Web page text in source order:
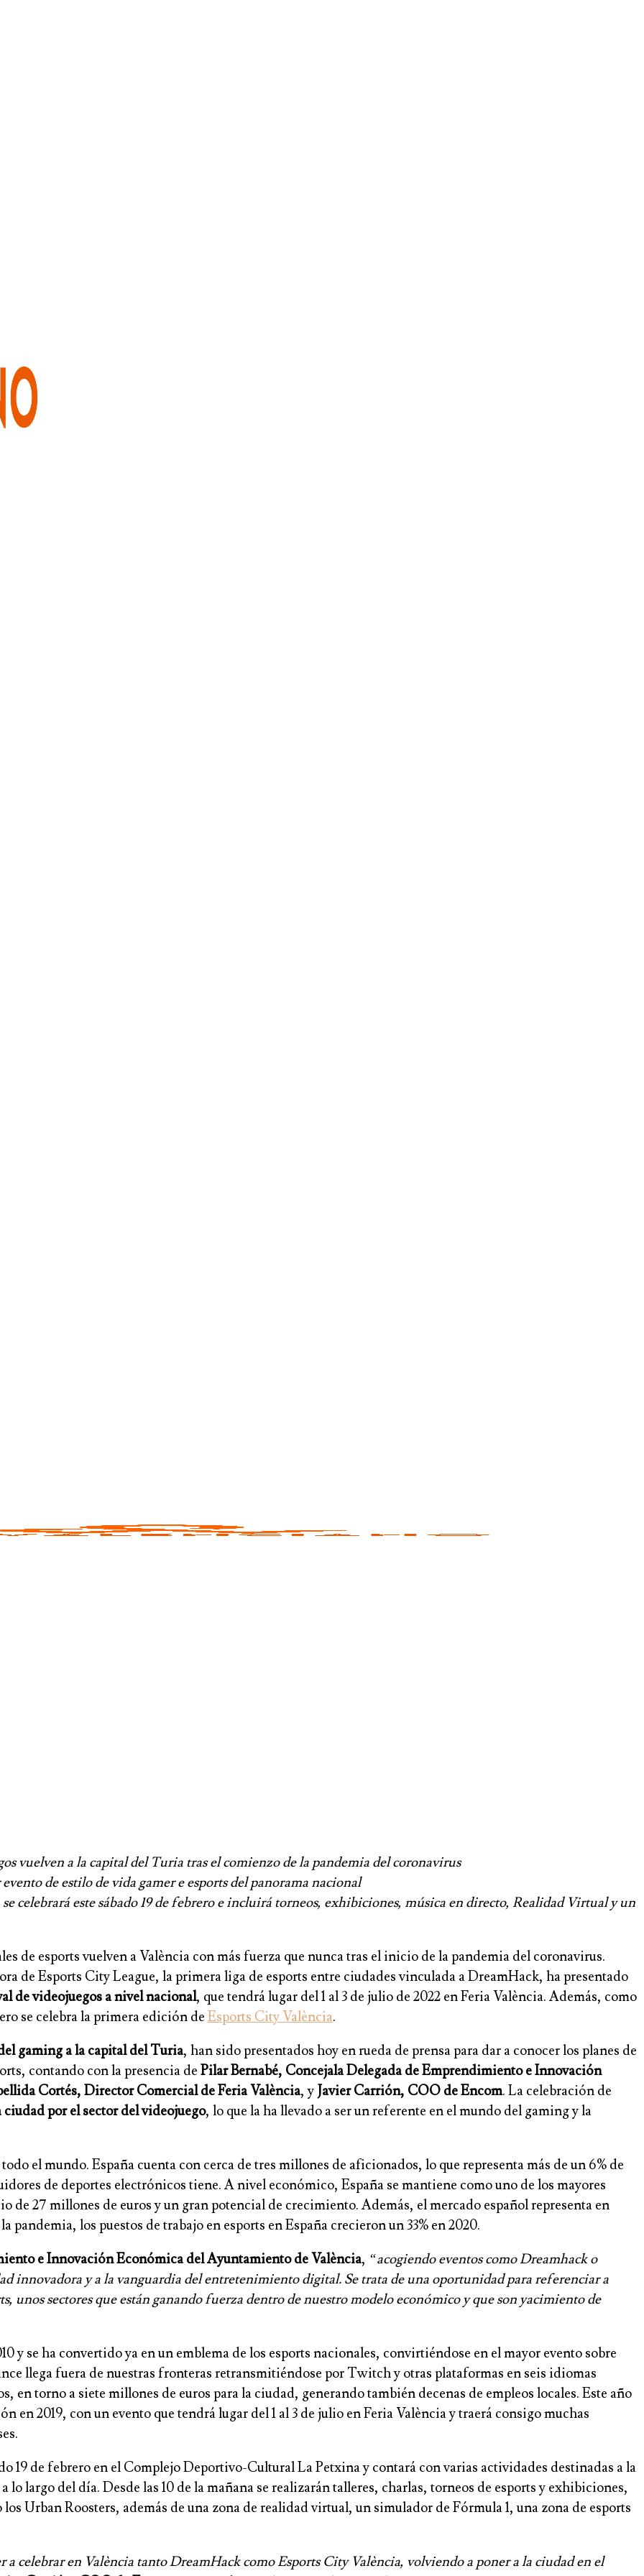
vuelven a la capital del Turia tras el comienzo de la pandemia del coronavirus
de estilo de vida gamer e esports del panorama nacional
celebrará este sábado 19 de febrero e incluirá torneos, exhibiciones, música en directo, Realidad Virtual y un
de esports vuelven a València con más fuerza que nunca tras el inicio de la pandemia del coronavirus.
de Esports City League, la primera liga de esports entre ciudades vinculada a DreamHack, ha presentado
de videojuegos a nivel nacional, que tendrá lugar del 1 al 3 de julio de 2022 en Feria València. Además, como
se celebra la primera edición de Esports City València.
gaming a la capital del Turia, han sido presentados hoy en rueda de prensa para dar a conocer los planes de
contando con la presencia de PilarBernabé, Concejala Delegada de Emprendimiento e Innovación
Cortés, Director Comercial de Feria València, y Javier Carrión, COO de Encom. La celebración de
ciudad por el sector del videojuego, lo que la ha llevado a ser un referente en el mundo del gaming y la
el mundo. España cuenta con cerca de tres millones de aficionados, lo que representa más de un 6% de
de deportes electrónicos tiene. A nivel económico, España se mantiene como uno de los mayores
de 27 millones de euros y un gran potencial de crecimiento. Además, el mercado español representa en
pandemia, los puestos de trabajo en esports en España crecieron un 33% en 2020.
e Innovación Económica del Ayuntamiento de València, “acogiendo eventos como Dreamhack o
innovadora y a la vanguardia del entretenimiento digital. Se trata de una oportunidad para referenciar a
unos sectores que están ganando fuerza dentro de nuestro modelo económico y que son yacimiento de
y se ha convertido ya en un emblema de los esports nacionales, convirtiéndose en el mayor evento sobre
llega fuera de nuestras fronteras retransmitiéndose por Twitch y otras plataformas en seis idiomas
en torno a siete millones de euros para la ciudad, generando también decenas de empleos locales. Este año
en 2019, con un evento que tendrá lugar del 1 al 3 de julio en Feria València y traerá consigo muchas
19 de febrero en el Complejo Deportivo-Cultural La Petxina y contará con varias actividades destinadas a la
largo del día. Desde las 10 de la mañana se realizarán talleres, charlas, torneos de esports y exhibiciones,
Urban Roosters, además de una zona de realidad virtual, un simulador de Fórmula 1, una zona de esports
celebrar en València tanto DreamHack como Esports City València, volviendo a poner a la ciudad en el